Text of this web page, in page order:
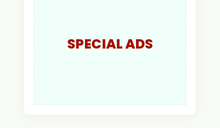
SPECIAL ADS